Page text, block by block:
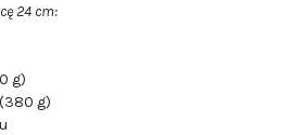
24 cm:
g)
g)